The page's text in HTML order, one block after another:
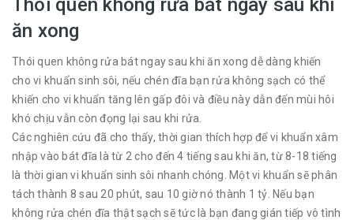
ăn xong
Thói quen không rửa bát ngay sau khi ăn xong dễ dàng khiến
cho vi khuẩn sinh sôi, nếu chén đĩa bạn rửa không sạch có thể
khiến cho vi khuẩn tăng lên gấp đôi và điều này dẫn đến mùi hôi
khó chịu vẫn còn đọng lại sau khi rửa.
Các nghiên cứu đã cho thấy, thời gian thích hợp để vi khuẩn xâm
nhập vào bát đĩa là từ 2 cho đến 4 tiếng sau khi ăn, từ 8-18 tiếng
là thời gian vi khuẩn sinh sôi nhanh chóng. Một vi khuẩn sẽ phân
tách thành 8 sau 20 phút, sau 10 giờ nó thành 1 tỷ. Nếu bạn
không rửa chén đĩa thật sạch sẽ tức là bạn đang gián tiếp vô tình